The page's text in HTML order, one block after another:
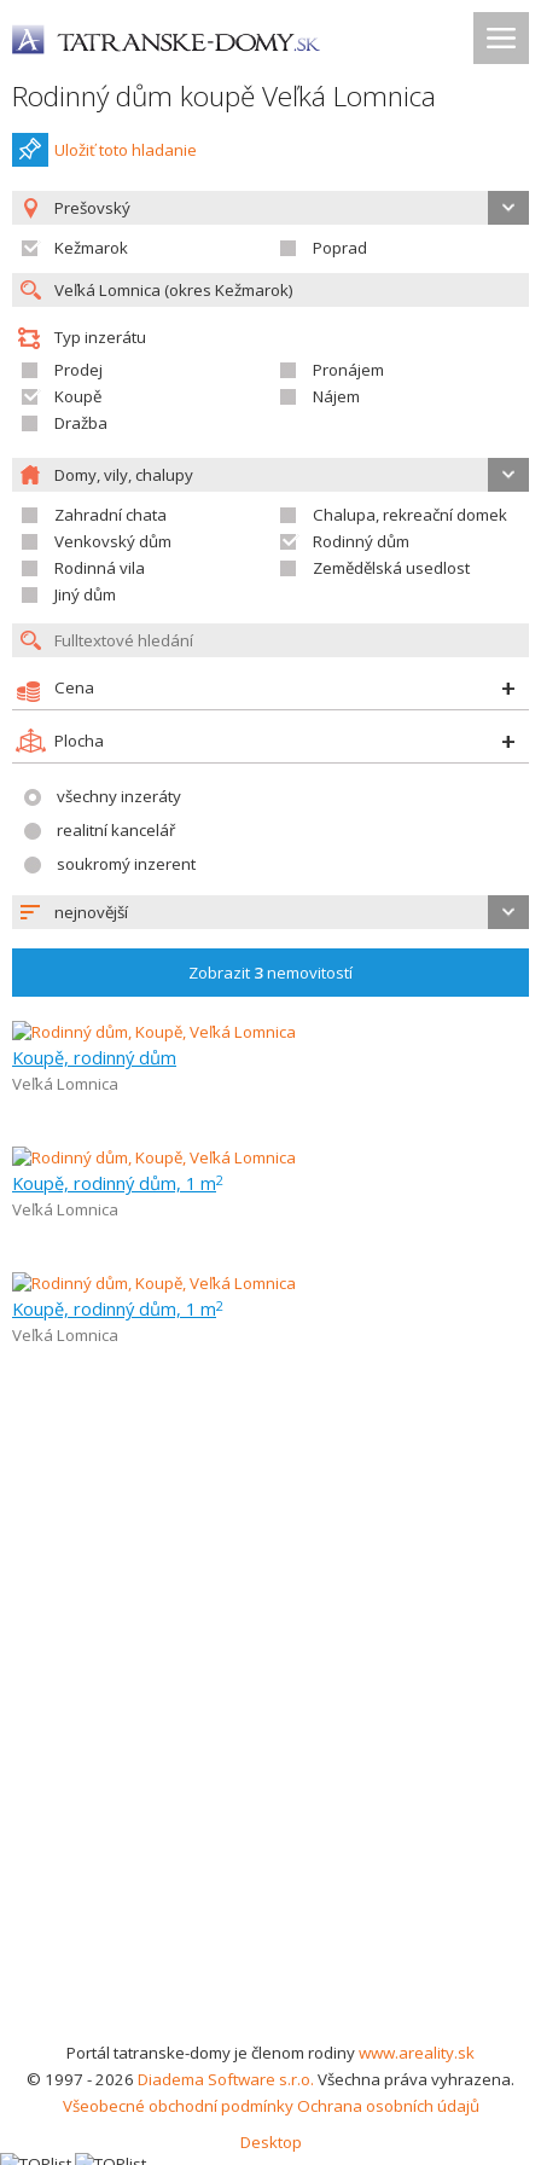
Rodinný dům koupě Veľká Lomnica
Uložiť toto hladanie
Prešovský
Kežmarok
Poprad
Typ inzerátu
Prodej
Pronájem
Koupě
Nájem
Dražba
Domy, vily, chalupy
Zahradní chata
Chalupa, rekreační domek
Venkovský dům
Rodinný dům
Rodinná vila
Zemědělská usedlost
Jiný dům
Cena
Plocha
všechny inzeráty
realitní kancelář
soukromý inzerent
nejnovější
Zobrazit 3nemovitostí
Koupě, rodinný dům
Veľká Lomnica
Koupě, rodinný dům, 1 m2
Veľká Lomnica
Koupě, rodinný dům, 1 m2
Veľká Lomnica
Portál tatranske-domy je členom rodinywww.areality.sk
© 1997 - 2026 Diadema Software s.r.o. Všechna práva vyhrazena.
Všeobecné obchodní podmínkyOchrana osobních údajů
Desktop